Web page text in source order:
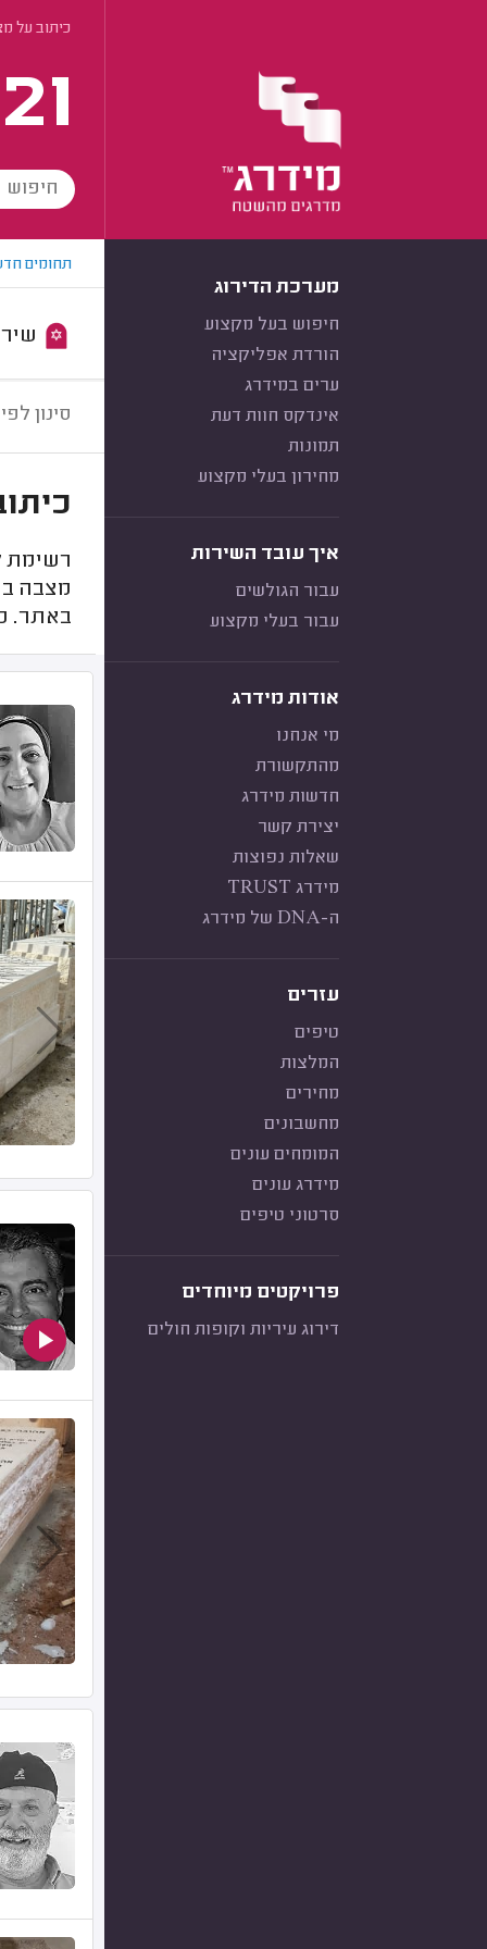
כיתוב על
מערכת הדירוג
חיפוש בעל מקצוע
הורדת אפליקציה
ערים במידרג
אינדקס חוות דעת
תמונות
מחירון בעלי מקצוע
איך עובד השירות
עבור הגולשים
עבור בעלי מקצוע
אודות מידרג
מי אנחנו
מהתקשורת
חדשות מידרג
יצירת קשר
שאלות נפוצות
מידרג TRUST
ה-DNA של מידרג
עזרים
טיפים
המלצות
מחירים
מחשבונים
המומחים עונים
מידרג עונים
סרטוני טיפים
פרויקטים מיוחדים
דירוג עיריות וקופות חולים
תחומים
סינון
רשימת
מצבה
באתר.